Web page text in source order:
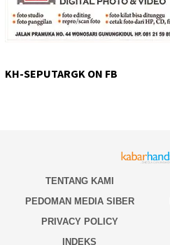
KH-SEPUTARGK ON FB
TENTANG KAMI
PEDOMAN MEDIA SIBER
PRIVACY POLICY
INDEKS